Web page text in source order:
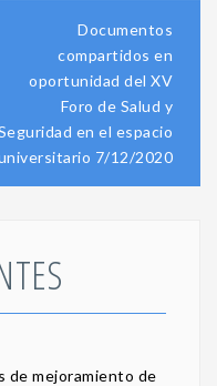
Documentos
compartidos en
oportunidad del XV
Foro de Salud y
en el espacio
7/12/2020
de mejoramiento de